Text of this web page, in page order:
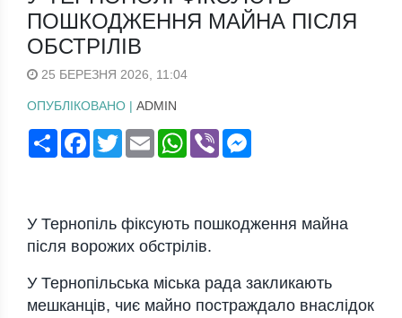
ПОШКОДЖЕННЯ МАЙНА ПІСЛЯ
ОБСТРІЛІВ
25 БЕРЕЗНЯ 2026, 11:04
ОПУБЛІКОВАНО | ADMIN
ПоширитиFacebook
TwitterEmail WhatsApp
Viber
У Тернопіль фіксують пошкодження майна
після ворожих обстрілів.
У Тернопільська міська рада закликають
мешканців, чиє майно постраждало внаслідок